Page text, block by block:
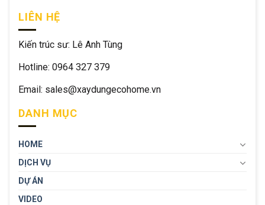
LIÊN HỆ
Kiến trúc sư: Lê Anh Tùng
Hotline: 0964 327 379
Email: sales@xaydungecohome.vn
DANH MỤC
HOME
DỊCH VỤ
DỰ ÁN
VIDEO